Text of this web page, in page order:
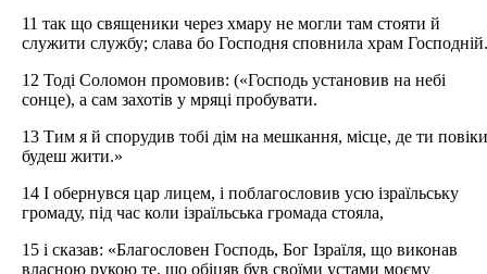
11 так що священики через хмару не могли там стояти й
служити службу; слава бо Господня сповнила храм Господній.
12 Тоді Соломон промовив: («Господь установив на небі
сонце), а сам захотів у мряці пробувати.
13 Тим я й спорудив тобі дім на мешкання, місце, де ти повіки
будеш жити.»
14 І обернувся цар лицем, і поблагословив усю ізраїльську
громаду, під час коли ізраїльська громада стояла,
15 і сказав: «Благословен Господь, Бог Ізраїля, що виконав
власною рукою те, що обіцяв був своїми устами моєму